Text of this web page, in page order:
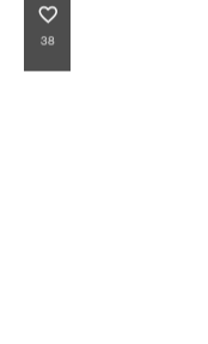
favorite_border
38